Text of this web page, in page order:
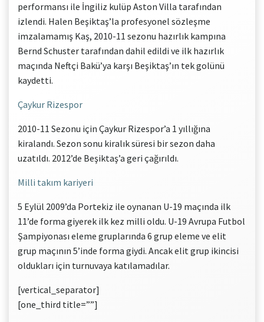
performansı ile İngiliz kulüp Aston Villa tarafından
izlendi. Halen Beşiktaş’la profesyonel sözleşme
imzalamamış Kaş, 2010-11 sezonu hazırlık kampına
Bernd Schuster tarafından dahil edildi ve ilk hazırlık
maçında Neftçi Bakü’ya karşı Beşiktaş’ın tek golünü
kaydetti.
Çaykur Rizespor
2010-11 Sezonu için Çaykur Rizespor’a 1 yıllığına
kiralandı. Sezon sonu kiralık süresi bir sezon daha
uzatıldı. 2012’de Beşiktaş’a geri çağırıldı.
Milli takım kariyeri
5 Eylül 2009’da Portekiz ile oynanan U-19 maçında ilk
11’de forma giyerek ilk kez milli oldu. U-19 Avrupa Futbol
Şampiyonası eleme gruplarında 6 grup eleme ve elit
grup maçının 5’inde forma giydi. Ancak elit grup ikincisi
oldukları için turnuvaya katılamadılar.
[vertical_separator]
[one_third title=””]